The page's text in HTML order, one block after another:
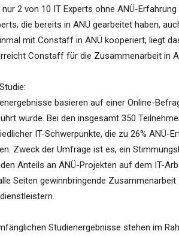
nur 2 von 10 IT Experts ohne ANÜ-
die bereits in ANÜ gearbeitet haben,
mit Constaff in ANÜ kooperiert, liegt
Constaff für die Zusammenarbeit in
basieren auf einer Online-
wurde. Bei den insgesamt 350
IT-Schwerpunkte, die zu 26% ANÜ-
Zweck der Umfrage ist es, ein
Anteils an ANÜ-Projekten auf dem IT-
Seiten gewinnbringende
Studienergebnisse stehen im